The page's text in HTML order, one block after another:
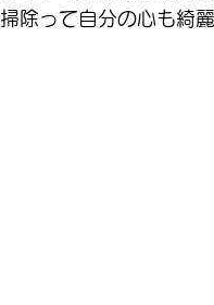
掃除って自分の心も綺